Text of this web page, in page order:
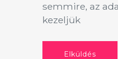
semmire, az
kezeljük
Elküldés